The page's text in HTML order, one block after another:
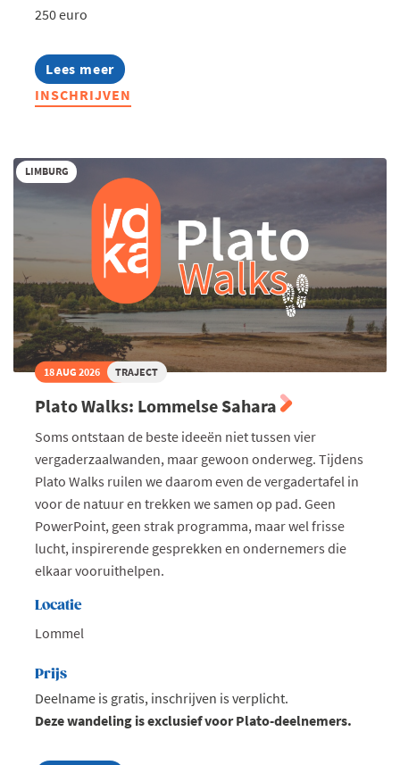
250 euro
Lees meer
about
Summerschool:
Canva
INSCHRIJVEN
LIMBURG
18 AUG 2026 TRAJECT
Plato Walks: Lommelse Sahara
Soms ontstaan de beste ideeën niet tussen vier
vergaderzaalwanden, maar gewoon onderweg. Tijdens
Plato Walks ruilen we daarom even de vergadertafel in
voor de natuur en trekken we samen op pad. Geen
PowerPoint, geen strak programma, maar wel frisse
lucht, inspirerende gesprekken en ondernemers die
elkaar vooruithelpen.
Locatie
Lommel
Prijs
Deelname is gratis, inschrijven is verplicht.
Deze wandeling is exclusief voor Plato-deelnemers.